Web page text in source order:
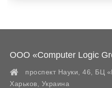
ООО «Computer Logic
проспект Науки, 46, БЦ
Харьков
Украина